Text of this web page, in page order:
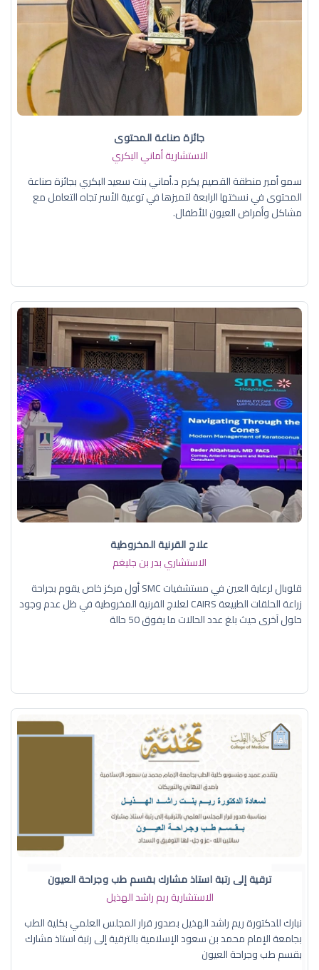
جائزة صناعة المحتوى
الاستشارية أماني البكري
سمو أمير منطقة القصيم يكرم د.أماني بنت سعيد البكري بجائزة صناعة
المحتوى في نسختها الرابعة لتميزها في توعية الأسر تجاه التعامل مع
مشاكل وأمراض العيون للأطفال.
علاج القرنية المخروطية
الاستشاري بدر بن جليغم
قلوبال لرعاية العين في مستشفيات SMC أول مركز خاص يقوم بجراحة
زراعة الحلقات الطبيعة CAIRS لعلاج القرنية المخروطية في ظل عدم وجود
حلول آخرى حيث بلغ عدد الحالات ما يفوق 50 حالة
ترقية إلى رتبة استاذ مشارك بقسم طب وجراحة العيون
الاستشارية ريم راشد الهذيل
نبارك للدكتورة ريم راشد الهذيل بصدور قرار المجلس العلمي بكلية الطب
بجامعة الإمام محمد بن سعود الإسلامية بالترقية إلى رتبة استاذ مشارك
بقسم طب وجراحة العيون